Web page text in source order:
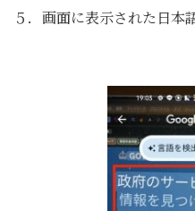
５．画面に表示された日本